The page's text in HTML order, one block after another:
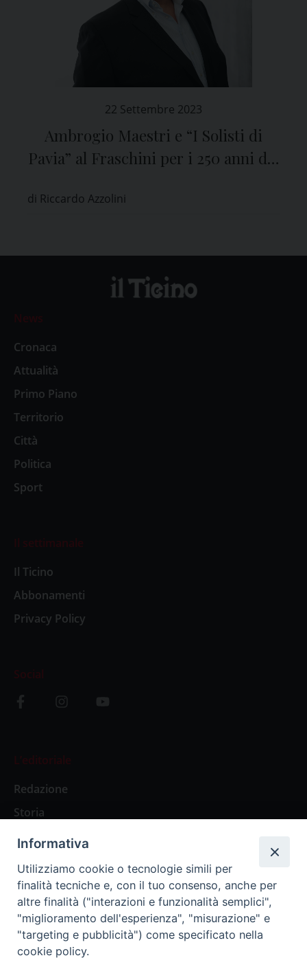
22 Settembre 2023
Ambrogio Maestri e “I Solisti di
Pavia” al Fraschini per i 250 anni del
di Riccardo Azzolini
News
Cronaca
Attualità
Primo Piano
Territorio
Città
Politica
Sport
Il settimanale
Il Ticino
Abbonamenti
Privacy Policy
Social
L’editoriale
Redazione
Storia
Abbonamenti
Abbonamento Annuale Digitale
Abbonamento Annuale Cartaceo
Abbonamento Singola Copia Digitale
Informativa
Utilizziamo cookie o tecnologie simili per
finalità tecniche e, con il tuo consenso, anche per
altre finalità ("interazioni e funzionalità semplici",
"miglioramento dell'esperienza", "misurazione" e
"targeting e pubblicità") come specificato nella
cookie policy.